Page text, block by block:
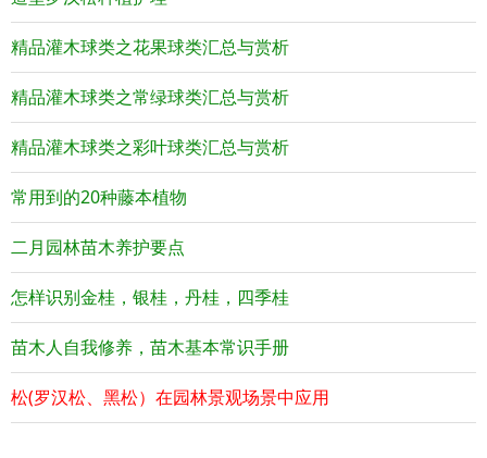
精品灌木球类之花果球类汇总与赏析
精品灌木球类之常绿球类汇总与赏析
精品灌木球类之彩叶球类汇总与赏析
常用到的20种藤本植物
二月园林苗木养护要点
怎样识别金桂，银桂，丹桂，四季桂
苗木人自我修养，苗木基本常识手册
松(罗汉松、黑松）在园林景观场景中应用